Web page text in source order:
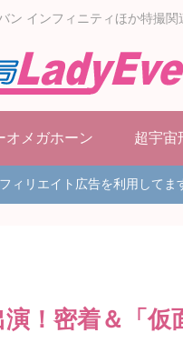
インフィニティほか特撮関
オメガホーン 超宇宙
ィリエイト広告を利用してま
！密着＆「仮